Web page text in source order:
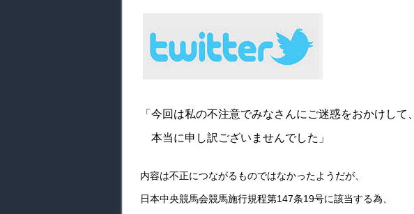
「今回は私の不注意でみなさんにご迷惑をおかけして、
本当に申し訳ございませんでした」
内容は不正につながるものではなかったようだが、
日本中央競馬会競馬施行規程第147条19号に該当する為、